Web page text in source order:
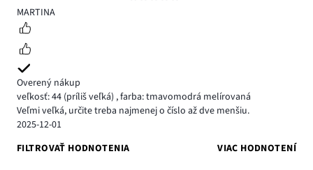
5
MARTINA
Overený nákup
veľkosť: 44 (príliš veľká) ,farba: tmavomodrá melírovaná
Veľmi veľká, určite treba najmenej o číslo až dve menšiu.
2025-12-01
FILTROVAŤ HODNOTENIA
VIAC HODNOTENÍ